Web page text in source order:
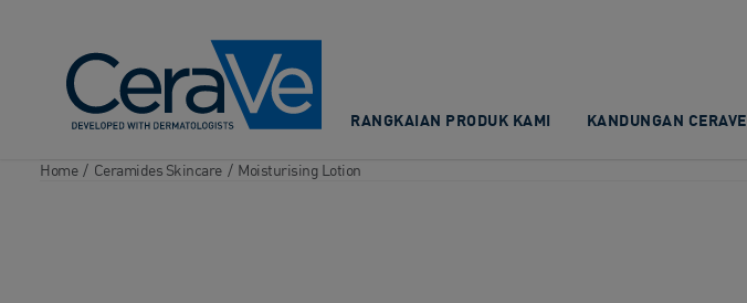
RANGKAIAN PRODUK KAMI​ KANDUNGAN CERAVE​
Home / Ceramides Skincare / Moisturising Lotion